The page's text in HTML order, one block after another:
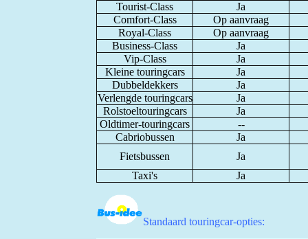
Tourist-Class
Ja
Comfort-Class
Op aanvraag
Royal-Class
Op aanvraag
Business-Class
Ja
Vip-Class
Ja
Kleine touringcars
Ja
Dubbeldekkers
Ja
Verlengde touringcars
Ja
Rolstoeltouringcars
Ja
Oldtimer-touringcars
--
Cabriobussen
Ja
Fietsbussen
Ja
Taxi's
Ja
Standaard touringcar-opties: